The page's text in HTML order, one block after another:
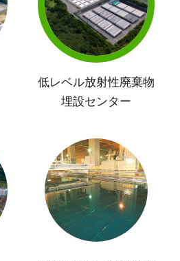
低レベル放射性廃棄物
埋設センター